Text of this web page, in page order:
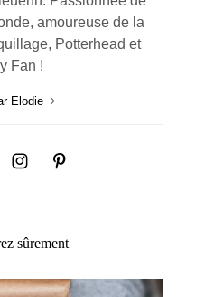
amoureuse de la
Potterhead et
Fan !
Elodie
sûrement